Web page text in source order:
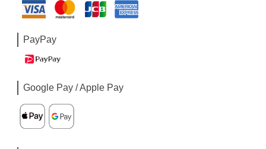
PayPay
Google Pay / Apple Pay